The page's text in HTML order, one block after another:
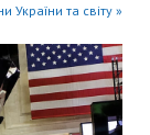
України та світу »